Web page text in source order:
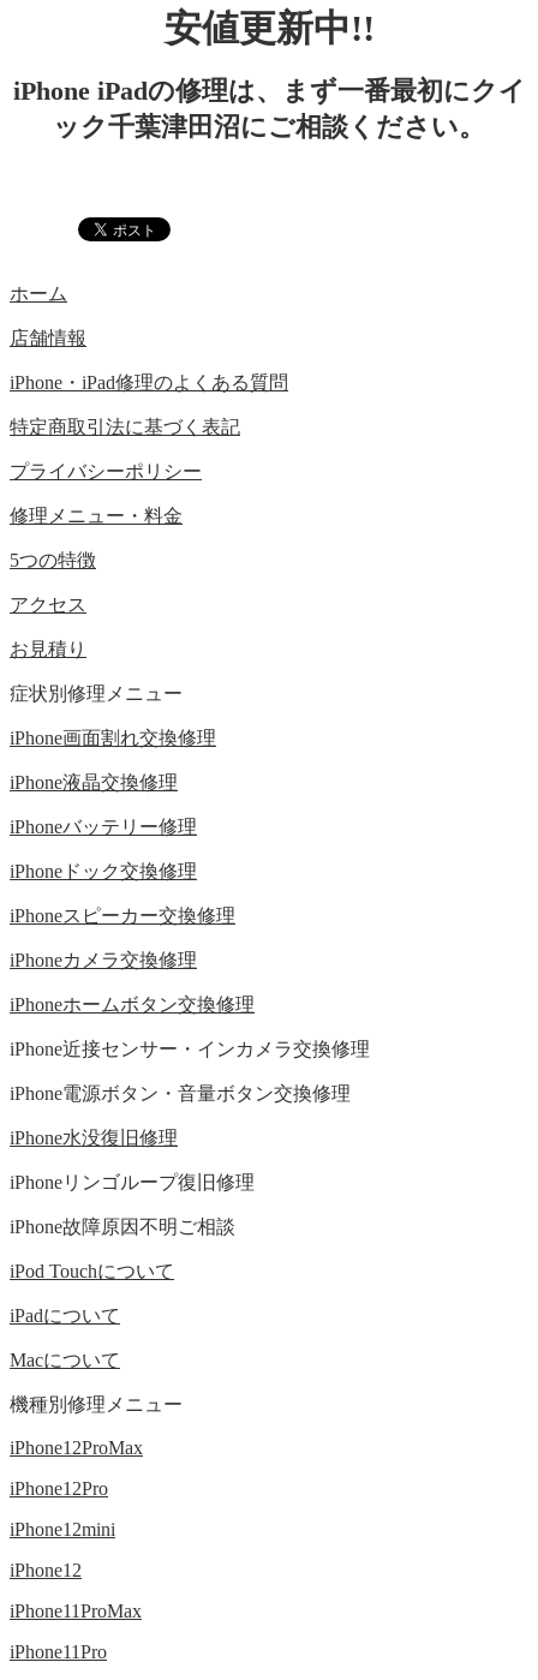
安値更新中!!
iPhone iPadの修理は、まず一番最初にクイ
ック千葉津田沼にご相談ください。
ホーム
店舗情報
iPhone・iPad修理のよくある質問
特定商取引法に基づく表記
プライバシーポリシー
修理メニュー・料金
5つの特徴
アクセス
お見積り
症状別修理メニュー
iPhone画面割れ交換修理
iPhone液晶交換修理
iPhoneバッテリー修理
iPhoneドック交換修理
iPhoneスピーカー交換修理
iPhoneカメラ交換修理
iPhoneホームボタン交換修理
iPhone近接センサー・インカメラ交換修理
iPhone電源ボタン・音量ボタン交換修理
iPhone水没復旧修理
iPhoneリンゴループ復旧修理
iPhone故障原因不明ご相談
iPod Touchについて
iPadについて
Macについて
機種別修理メニュー
iPhone12ProMax
iPhone12Pro
iPhone12mini
iPhone12
iPhone11ProMax
iPhone11Pro